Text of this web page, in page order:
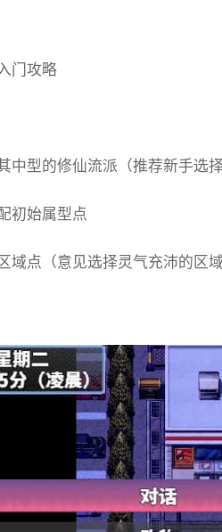
门攻略
中型的修仙流派（推荐新手选择
初始属型点
域点（意见选择灵气充沛的区域